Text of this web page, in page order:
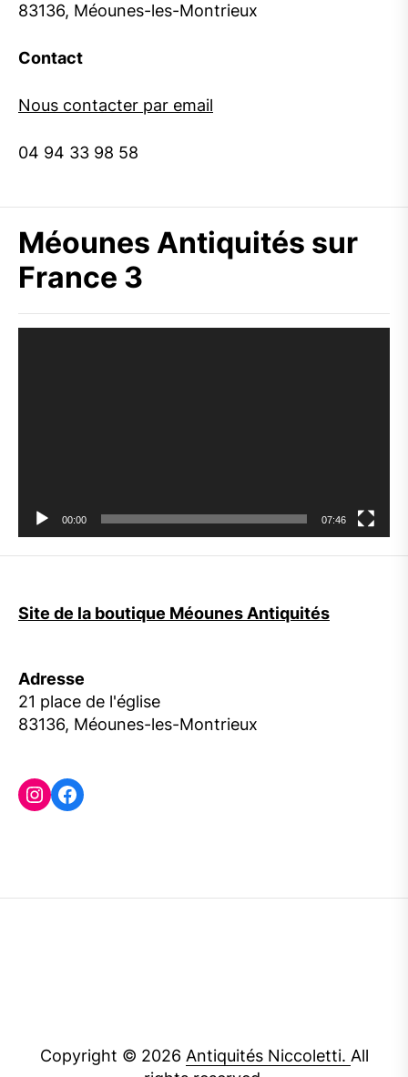
83136, Méounes-les-Montrieux
Contact
Nous contacter par email
04 94 33 98 58
Méounes Antiquités sur
France 3
00:00 07:46
Site de la boutique Méounes Antiquités
Adresse
21 place de l'église
83136, Méounes-les-Montrieux
Instagram
Facebook
Copyright © 2026 Antiquités Niccoletti. All